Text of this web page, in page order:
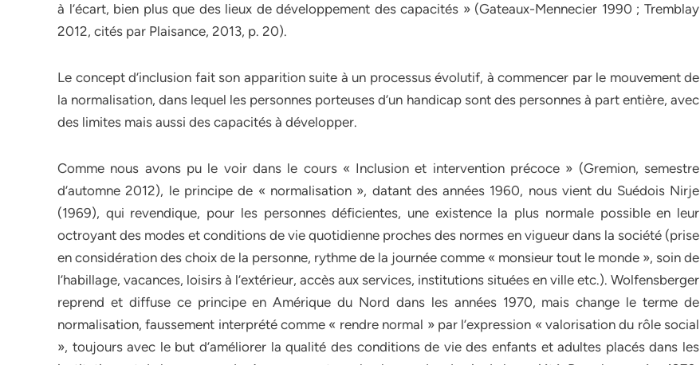
à l’écart, bien plus que des lieux de développement des capacités » (Gateaux-Mennecier 1990 ; Tremblay
2012, cités par Plaisance, 2013, p. 20).
Le concept d’inclusion fait son apparition suite à un processus évolutif, à commencer par le mouvement de
la normalisation, dans lequel les personnes porteuses d’un handicap sont des personnes à part entière, avec
des limites mais aussi des capacités à développer.
Comme nous avons pu le voir dans le cours « Inclusion et intervention précoce » (Gremion, semestre
d’automne 2012), le principe de « normalisation », datant des années 1960, nous vient du Suédois Nirje
(1969), qui revendique, pour les personnes déficientes, une existence la plus normale possible en leur
octroyant des modes et conditions de vie quotidienne proches des normes en vigueur dans la société (prise
en considération des choix de la personne, rythme de la journée comme « monsieur tout le monde », soin de
l’habillage, vacances, loisirs à l’extérieur, accès aux services, institutions situées en ville etc.). Wolfensberger
reprend et diffuse ce principe en Amérique du Nord dans les années 1970, mais change le terme de
normalisation, faussement interprété comme « rendre normal » par l’expression « valorisation du rôle social
», toujours avec le but d’améliorer la qualité des conditions de vie des enfants et adultes placés dans les